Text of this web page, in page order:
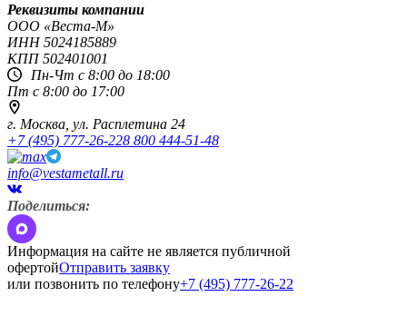
Реквизиты компании
OOO «Веста-М»
ИНН5024185889
КПП502401001
Пн-Чт с 8:00 до 18:00
Пт с 8:00 до 17:00
г. Москва, ул. Расплетина 24
+7 (495) 777-26-228 800 444-51-48
info@vestametall.ru
Поделиться:
Информация на сайте не является публичной
офертойОтправить заявку
или позвонить по телефону+7 (495) 777-26-22